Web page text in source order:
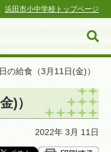
浜田市小中学校トップページ
の給食（3月11日(金)）
)）
2022年 3月 11日